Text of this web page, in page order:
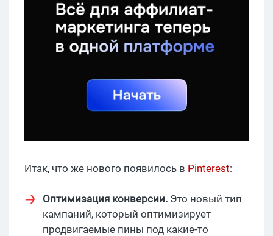
Итак, что же нового появилось в Pinterest:
Оптимизация конверсии. Это новый тип
кампаний, который оптимизирует
продвигаемые пины под какие-то